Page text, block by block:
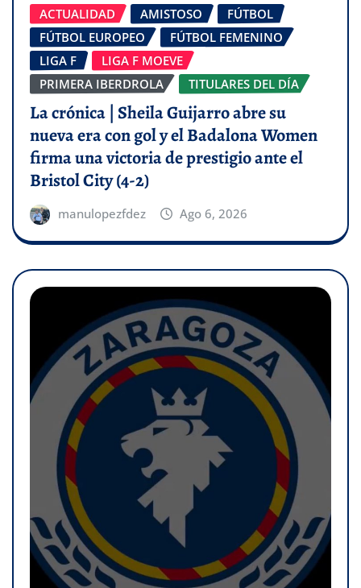
ACTUALIDAD AMISTOSO
FÚTBOL
FÚTBOL EUROPEO
FÚTBOL FEMENINO
LIGA F
LIGA F MOEVE
PRIMERA IBERDROLA
TITULARES DEL DÍA
La crónica | Sheila Guijarro abre su
nueva era con gol y el Badalona Women
firma una victoria de prestigio ante el
Bristol City (4-2)
manulopezfdez Ago 6, 2026